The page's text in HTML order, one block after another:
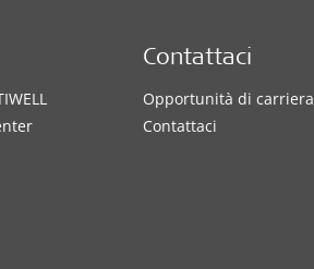
Contattaci
Opportunità di carriera
Contattaci